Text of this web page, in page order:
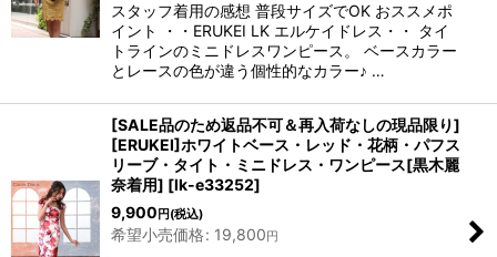
スタッフ着用の感想 普段サイズでOK おススメポ
イント ・・ERUKEI LK エルケイドレス・・ タイ
トラインのミニドレスワンピース。 ベースカラー
とレースの色が違う個性的なカラー♪ …
[SALE品のため返品不可＆再入荷なしの現品限り]
[ERUKEI]ホワイトベース・レッド・花柄・パフス
リーブ・タイト・ミニドレス・ワンピース[黒木麗
奈着用] [lk-e33252]
9,900 円 (税込)
希望小売価格: 19,800 円